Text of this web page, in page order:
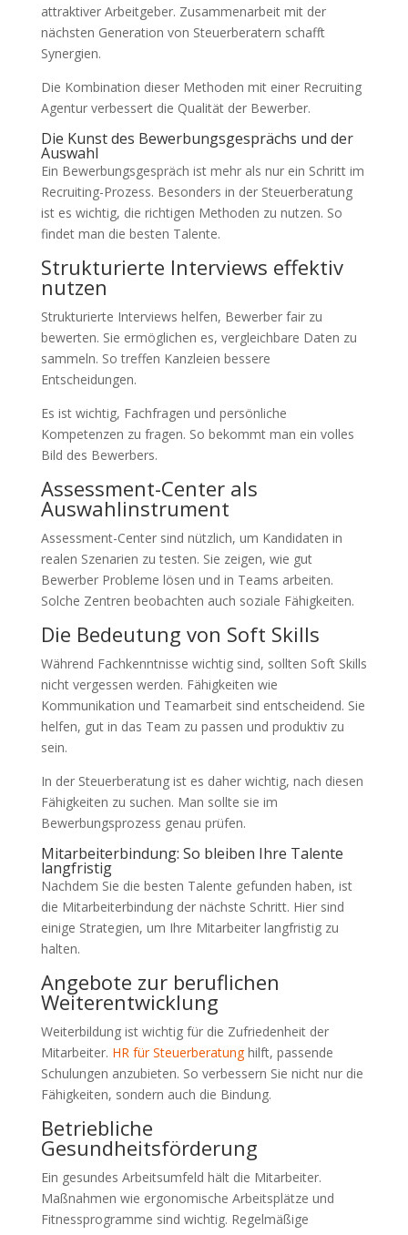
attraktiver Arbeitgeber. Zusammenarbeit mit der
nächsten Generation von Steuerberatern schafft
Synergien.
Die Kombination dieser Methoden mit einer Recruiting
Agentur verbessert die Qualität der Bewerber.
Die Kunst des Bewerbungsgesprächs und der
Auswahl
Ein Bewerbungsgespräch ist mehr als nur ein Schritt im
Recruiting-Prozess. Besonders in der Steuerberatung
ist es wichtig, die richtigen Methoden zu nutzen. So
findet man die besten Talente.
Strukturierte Interviews effektiv
nutzen
Strukturierte Interviews helfen, Bewerber fair zu
bewerten. Sie ermöglichen es, vergleichbare Daten zu
sammeln. So treffen Kanzleien bessere
Entscheidungen.
Es ist wichtig, Fachfragen und persönliche
Kompetenzen zu fragen. So bekommt man ein volles
Bild des Bewerbers.
Assessment-Center als
Auswahlinstrument
Assessment-Center sind nützlich, um Kandidaten in
realen Szenarien zu testen. Sie zeigen, wie gut
Bewerber Probleme lösen und in Teams arbeiten.
Solche Zentren beobachten auch soziale Fähigkeiten.
Die Bedeutung von Soft Skills
Während Fachkenntnisse wichtig sind, sollten Soft Skills
nicht vergessen werden. Fähigkeiten wie
Kommunikation und Teamarbeit sind entscheidend. Sie
helfen, gut in das Team zu passen und produktiv zu
sein.
In der Steuerberatung ist es daher wichtig, nach diesen
Fähigkeiten zu suchen. Man sollte sie im
Bewerbungsprozess genau prüfen.
Mitarbeiterbindung: So bleiben Ihre Talente
langfristig
Nachdem Sie die besten Talente gefunden haben, ist
die Mitarbeiterbindung der nächste Schritt. Hier sind
einige Strategien, um Ihre Mitarbeiter langfristig zu
halten.
Angebote zur beruflichen
Weiterentwicklung
Weiterbildung ist wichtig für die Zufriedenheit der
Mitarbeiter. HR für Steuerberatunghilft, passende
Schulungen anzubieten. So verbessern Sie nicht nur die
Fähigkeiten, sondern auch die Bindung.
Betriebliche
Gesundheitsförderung
Ein gesundes Arbeitsumfeld hält die Mitarbeiter.
Maßnahmen wie ergonomische Arbeitsplätze und
Fitnessprogramme sind wichtig. Regelmäßige